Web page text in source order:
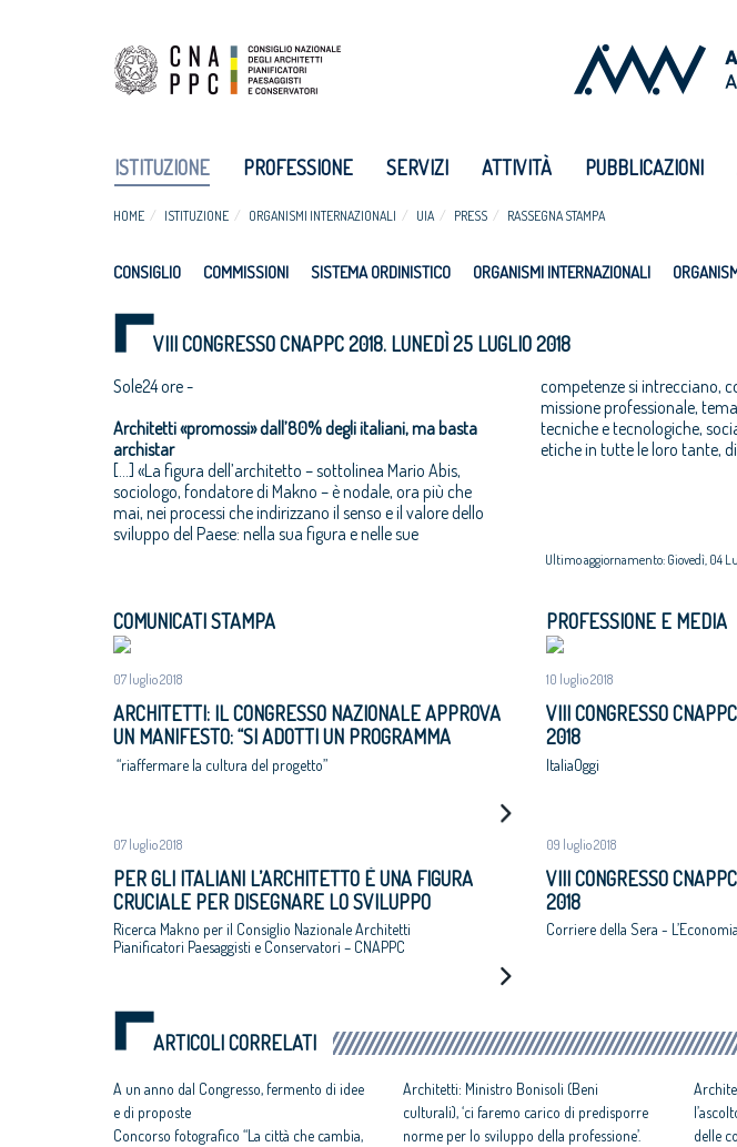
ISTITUZIONE PROFESSIONE SERVIZI ATTIVITÀ PUBBLICAZIONI
HOME ISTITUZIONE ORGANISMI INTERNAZIONALI UIA PRESS RASSEGNA STAMPA
CONSIGLIO COMMISSIONI SISTEMA ORDINISTICO ORGANISMI INTERNAZIONALI
VIII CONGRESSO CNAPPC 2018. LUNEDÌ 25 LUGLIO 2018
Sole24 ore -
Architetti «promossi» dall’80% degli italiani, ma basta
archistar
[…] «La figura dell’architetto – sottolinea Mario Abis,
sociologo, fondatore di Makno – è nodale, ora più che
mai, nei processi che indirizzano il senso e il valore dello
sviluppo del Paese: nella sua figura e nelle sue
competenze si intrecciano,
missione professionale,
tecniche e tecnologiche,
etiche in tutte le loro tante,
Ultimo aggiornamento: Giovedì, 04
COMUNICATI STAMPA
07 luglio 2018
ARCHITETTI: IL CONGRESSO NAZIONALE APPROVA
UN MANIFESTO: “SI ADOTTI UN PROGRAMMA
NAZIONALE DI RIGENERAZIONE URBANE,
“riaffermare la cultura del progetto”
07 luglio 2018
PER GLI ITALIANI L’ARCHITETTO È UNA FIGURA
CRUCIALE PER DISEGNARE LO SVILUPPO
ECONOMICO E SOCIALE DEL PAESE
Ricerca Makno per il Consiglio Nazionale Architetti
Pianificatori Paesaggisti e Conservatori – CNAPPC
PROFESSIONE E MEDIA
10 luglio 2018
VIII CONGRESSO
2018
ItaliaOggi
09 luglio 2018
VIII CONGRESSO
2018
Corriere della Sera - L’Economia
ARTICOLI CORRELATI
A un anno dal Congresso, fermento di idee
e di proposte
Concorso fotografico “La città che cambia,
Architetti: Ministro Bonisoli (Beni
culturali), ‘ci faremo carico di predisporre
norme per lo sviluppo della professione’.
delle